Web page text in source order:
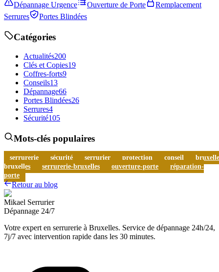
Dépannage Urgence Ouverture de Porte
Remplacement
Serrures
Portes Blindées
Catégories
Actualités200
Clés et Copies19
Coffres-forts9
Conseils13
Dépannage66
Portes Blindées26
Serrures4
Sécurité105
Mots-clés populaires
serrurerie sécurité serrurier protection conseil
bruxelles
serrurerie-bruxelles ouverture-porte
réparation-
porte
Retour au blog
Mikael Serrurier
Dépannage 24/7
Votre expert en serrurerie à Bruxelles. Service de dépannage 24h/24,
7j/7 avec intervention rapide dans les 30 minutes.